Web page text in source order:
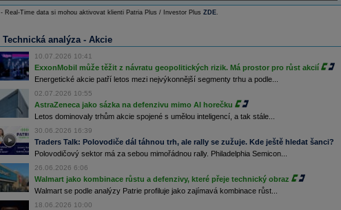
- Real-Time data si mohou aktivovat klienti Patria Plus / Investor Plus ZDE.
Technická analýza - Akcie
10.07.2026 10:41
ExxonMobil může těžit z návratu geopolitických rizik. Má prostor pro růst akcií
Energetické akcie patří letos mezi nejvýkonnější segmenty trhu a podle...
02.07.2026 10:55
AstraZeneca jako sázka na defenzivu mimo AI horečku
Letos dominovaly trhům akcie spojené s umělou inteligencí, a tak stále...
30.06.2026 16:39
Traders Talk: Polovodiče dál táhnou trh, ale rally se zužuje. Kde ještě hledat šanci?
Polovodičový sektor má za sebou mimořádnou rally. Philadelphia Semicon...
26.06.2026 6:06
Walmart jako kombinace růstu a defenzivy, které přeje technický obraz
Walmart se podle analýzy Patrie profiluje jako zajímavá kombinace růst...
18.06.2026 10:00